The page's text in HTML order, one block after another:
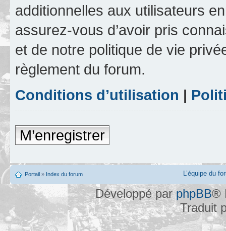
additionnelles aux utilisateurs
assurez-vous d’avoir pris
et de notre politique de vie
règlement du forum.
Conditions d’utilisation |
M’enregistrer
Portail » Index du forum L’équipe du
Développé parphpBB®
Traduit